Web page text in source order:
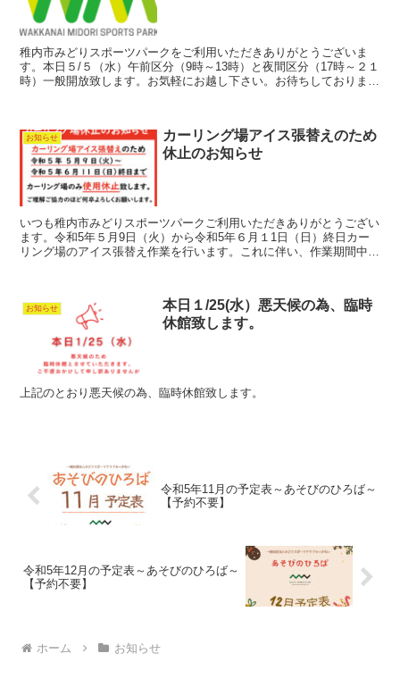
稚内市みどりスポーツパークをご利用いただきありがとうございま
す。本日５/５（水）午前区分（9時～13時）と夜間区分（17時～２１
時）一般開放致します。お気軽にお越し下さい。お待ちしておりま
お知らせ
カーリング場アイス張替えのため
休止のお知らせ
いつも稚内市みどりスポーツパークご利用いただきありがとうござい
ます。令和5年５月9日（火）から令和5年６月１1日（日）終日カー
リング場のアイス張替え作業を行います。これに伴い、作業期間中は
お知らせ
本日１/25(水）悪天候の為、臨時
休館致します。
上記のとおり悪天候の為、臨時休館致します。
令和5年11月の予定表～あそびのひろば～
【予約不要】
令和5年12月の予定表～あそびのひろば～
【予約不要】
ホーム お知らせ